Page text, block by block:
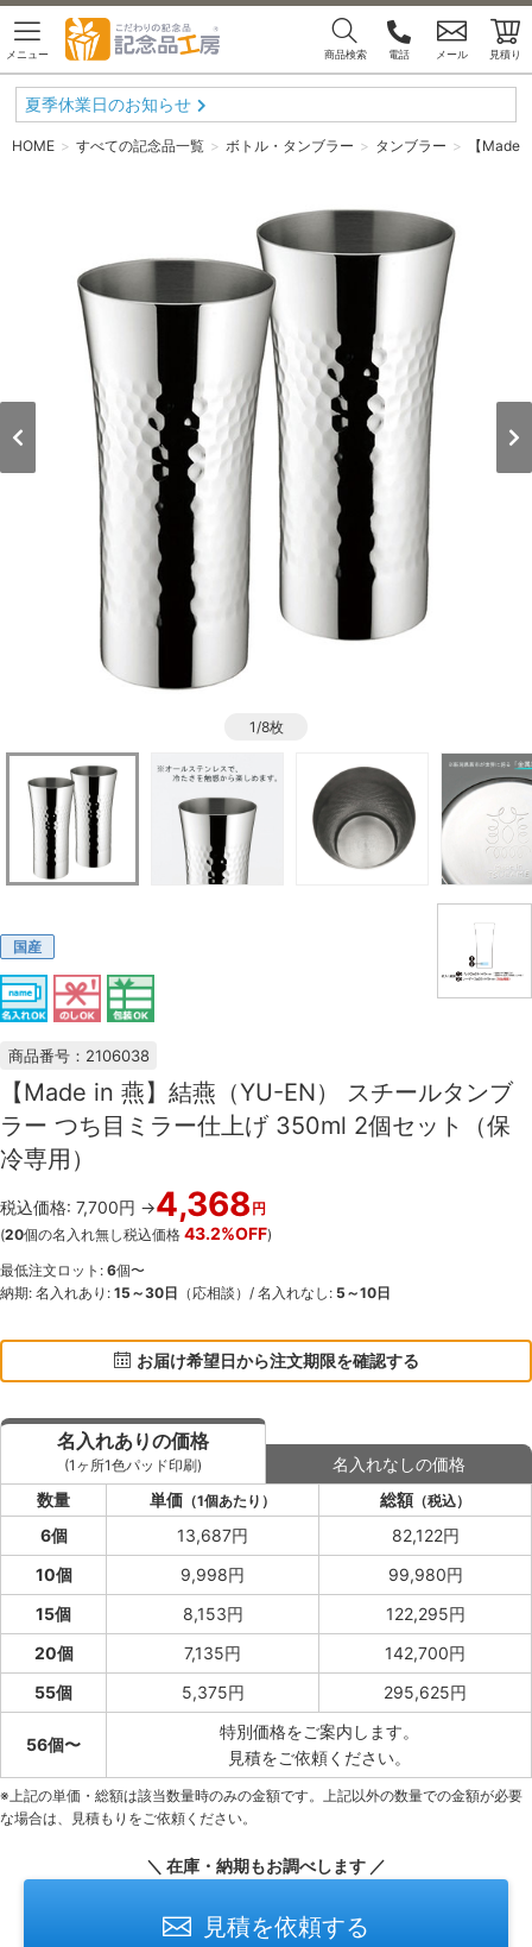
メニュー 商品検索 電話 メール 見積り
夏季休業日のお知らせ
HOME すべての記念品一覧 ボトル・タンブラー タンブラー 【Made
1/8枚
国産
商品番号：2106038
【Made in 燕】結燕（YU-EN） スチールタンブ
ラー つち目ミラー仕上げ 350ml 2個セット（保
冷専用）
税込価格: 7,700円 →4,368円
(20個の名入れ無し税込価格 43.2%OFF)
最低注文ロット: 6個〜
納期: 名入れあり: 15～30日 （応相談）/ 名入れなし: 5～10日
お届け希望日から注文期限を確認する
名入れありの価格
(1ヶ所1色パッド印刷)
名入れなしの価格
数量
単価 （1個あたり） 総額 （税込）
6個 13,687円
82,122円
10個
9,998円
99,980円
15個
8,153円
122,295円
20個
7,135円
142,700円
55個
5,375円 295,625円
56個〜
特別価格をご案内します。
見積をご依頼ください。
※上記の単価・総額は該当数量時のみの金額です。上記以外の数量での金額が必要
な場合は、見積もりをご依頼ください。
＼ 在庫・納期もお調べします ／
見積を依頼する